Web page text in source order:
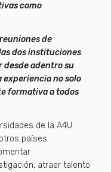
como
de
dos instituciones
desde adentro su
no solo
formativa a todos
de la A4U
países
atraer talento